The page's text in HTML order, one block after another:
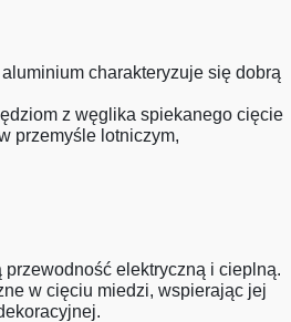
charakteryzuje się dobrą
z węglika spiekanego cięcie
przemyśle lotniczym,
przewodność elektryczną i cieplną.
w cięciu miedzi, wspierając jej